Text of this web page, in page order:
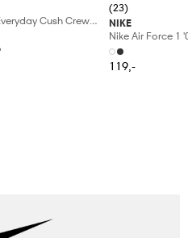
Cush Crew
(23)
NIKE
Nike Air Force 1
Shoes
119,-